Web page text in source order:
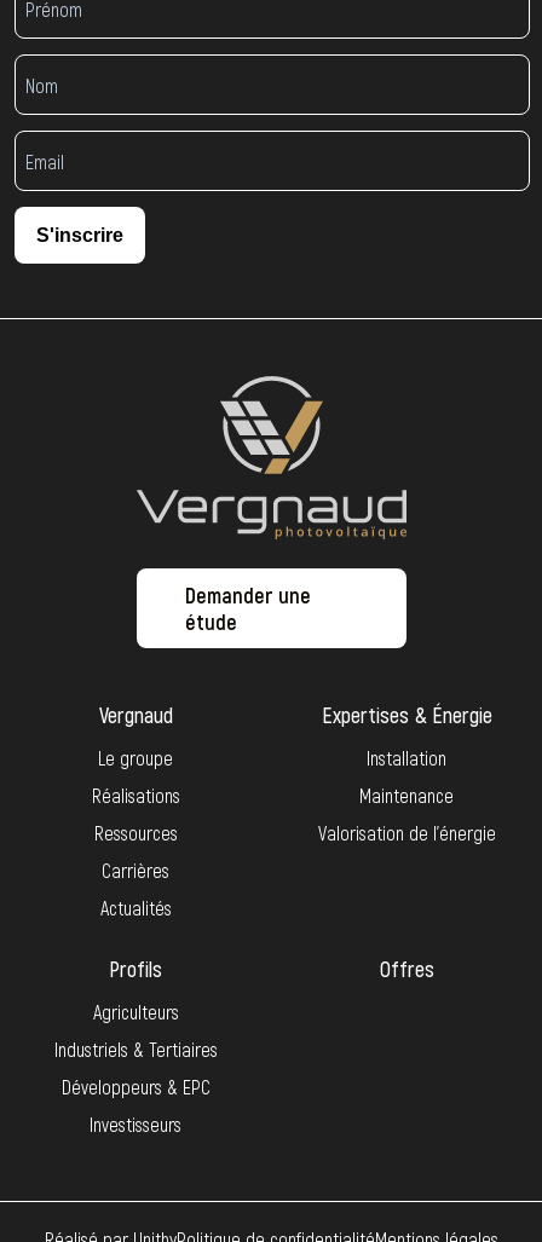
S'inscrire
Demander une
étude
Vergnaud
Le groupe
Réalisations
Ressources
Carrières
Actualités
Expertises & Énergie
Installation
Maintenance
Valorisation de l’énergie
Profils
Agriculteurs
Industriels & Tertiaires
Développeurs & EPC
Investisseurs
Offres